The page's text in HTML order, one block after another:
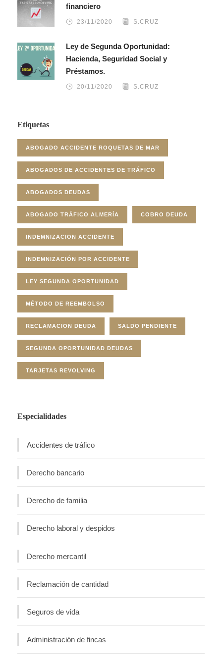
financiero
23/11/2020 S.CRUZ
Ley de Segunda Oportunidad:
Hacienda, Seguridad Social y
Préstamos.
20/11/2020 S.CRUZ
Etiquetas
ABOGADO ACCIDENTE ROQUETAS DE MAR
ABOGADOS DE ACCIDENTES DE TRÁFICO
ABOGADOS DEUDAS
ABOGADO TRÁFICO ALMERÍA COBRO DEUDA
INDEMNIZACION ACCIDENTE
INDEMNIZACIÓN POR ACCIDENTE
LEY SEGUNDA OPORTUNIDAD
MÉTODO DE REEMBOLSO
RECLAMACION DEUDA SALDO PENDIENTE
SEGUNDA OPORTUNIDAD DEUDAS
TARJETAS REVOLVING
Especialidades
Accidentes de tráfico
Derecho bancario
Derecho de familia
Derecho laboral y despidos
Derecho mercantil
Reclamación de cantidad
Seguros de vida
Administración de fincas